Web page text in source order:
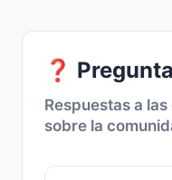
❓
Respuestas a
sobre la